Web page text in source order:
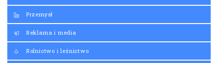
Przemysł
Reklama i media
Rolnictwo i leśnictwo